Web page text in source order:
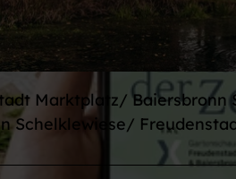
- Baiersbronn / Murgtal
Marktplatz/ Baiersbronn
Schelklewiese/